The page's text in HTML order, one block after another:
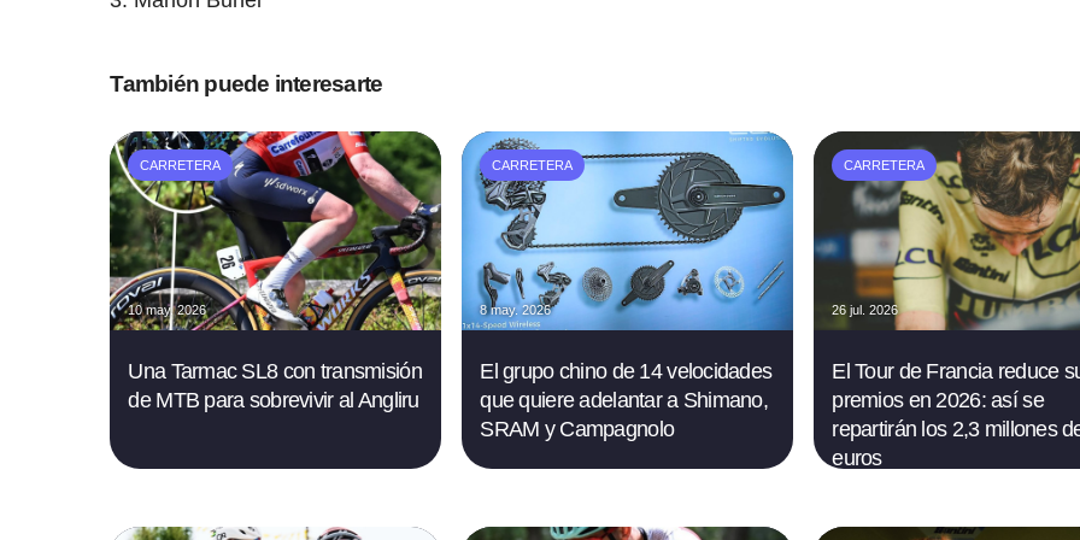
También puede interesarte
CARRETERA
10 may. 2026
Una Tarmac SL8 con transmisión
de MTB para sobrevivir al Angliru
CARRETERA
8 may. 2026
El grupo chino de 14 velocidades
que quiere adelantar a Shimano,
SRAM y Campagnolo
CARRETERA
26 jul. 2026
El Tour de Francia reduce
premios en 2026: así se
repartirán los 2,3 millones
euros